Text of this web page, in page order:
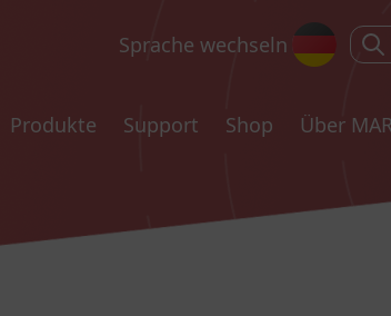
Sprache wechseln
Produkte Support Shop Über